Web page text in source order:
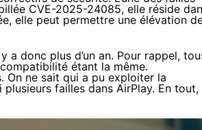
CVE-2025-24085, elle réside
elle peut permettre une élévation
a donc plus d’un an. Pour rappel,
étant la même.
On ne sait qui a pu exploiter la
failles dans AirPlay. En tout,